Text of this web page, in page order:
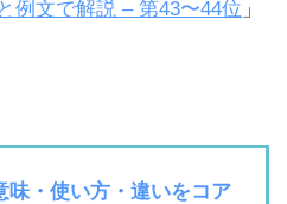
例文で解説 – 第43〜44位 」
味・使い方・違いをコア